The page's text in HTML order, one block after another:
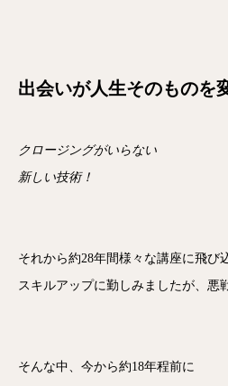
出会いが人生そのものを
クロージングがいらない
新しい技術！
それから約28年間様々な講座に飛び
スキルアップに勤しみましたが、悪
そんな中、今から約18年程前に